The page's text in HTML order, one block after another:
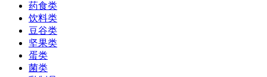
药食类
饮料类
豆谷类
坚果类
蛋类
菌类